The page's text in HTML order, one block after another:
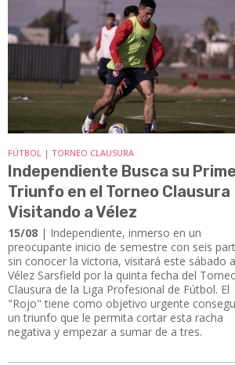
FÚTBOL | TORNEO CLAUSURA
Independiente Busca su
Triunfo en el Torneo Clausura
Visitando a Vélez
15/08 | Independiente, inmerso en un
preocupante inicio de semestre con seis
sin conocer la victoria, visitará este sábado a
Vélez Sarsfield por la quinta fecha del
Clausura de la Liga Profesional de Fútbol. El
"Rojo" tiene como objetivo urgente
un triunfo que le permita cortar esta racha
negativa y empezar a sumar de a tres.